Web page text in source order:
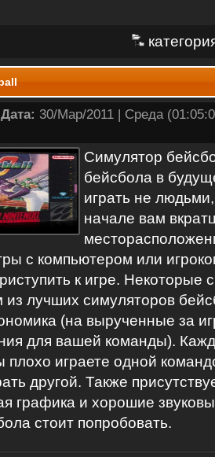
Дата: 30/Мар/2011 | Среда
Симулятор
бейсбола в
играть не
начале вам
с компьютером или
к игре. Некоторые
из лучших симуляторов
(на вырученные за
для вашей команды).
плохо играете одной
другой. Также
графика и хорошие
стоит попробовать.